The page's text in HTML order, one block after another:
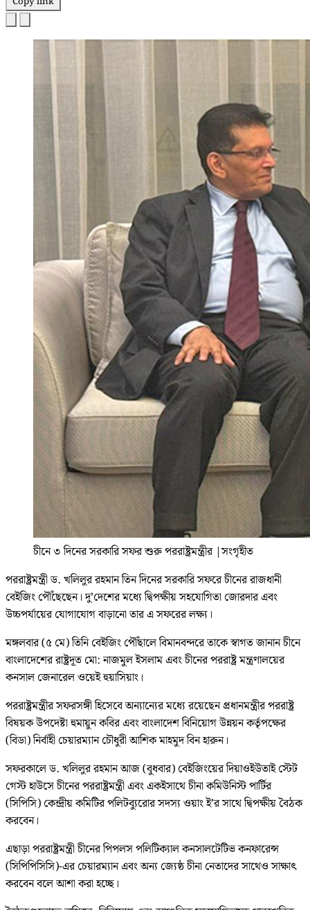
চীনে ৩ দিনের সরকারি সফর শুরু পররাষ্ট্রমন্ত্রীর |সংগৃহীত
পররাষ্ট্রমন্ত্রী ড. খলিলুর রহমান তিন দিনের সরকারি সফরে চীনের রাজধানী
বেইজিং পৌঁছেছেন। দু’দেশের মধ্যে দ্বিপক্ষীয় সহযোগিতা জোরদার এবং
উচ্চপর্যায়ের যোগাযোগ বাড়ানো তার এ সফরের লক্ষ্য।
মঙ্গলবার (৫ মে) তিনি বেইজিং পৌঁছালে বিমানবন্দরে তাকে স্বাগত জানান চীনে
বাংলাদেশের রাষ্ট্রদূত মো: নাজমুল ইসলাম এবং চীনের পররাষ্ট্র মন্ত্রণালয়ের
কনসাল জেনারেল ওয়েই হুয়াসিয়াং।
পররাষ্ট্রমন্ত্রীর সফরসঙ্গী হিসেবে অন্যান্যের মধ্যে রয়েছেন প্রধানমন্ত্রীর পররাষ্ট্র
বিষয়ক উপদেষ্টা হুমায়ুন কবির এবং বাংলাদেশ বিনিয়োগ উন্নয়ন কর্তৃপক্ষের
(বিডা) নির্বাহী চেয়ারম্যান চৌধুরী আশিক মাহমুদ বিন হারুন।
সফরকালে ড. খলিলুর রহমান আজ (বুধবার) বেইজিংয়ের দিয়াওইউতাই স্টেট
গেস্ট হাউসে চীনের পররাষ্ট্রমন্ত্রী এবং একইসাথে চীনা কমিউনিস্ট পার্টির
(সিপিসি) কেন্দ্রীয় কমিটির পলিটব্যুরোর সদস্য ওয়াং ই’র সাথে দ্বিপক্ষীয় বৈঠক
করবেন।
এছাড়া পররাষ্ট্রমন্ত্রী চীনের পিপলস পলিটিক্যাল কনসালটেটিভ কনফারেন্স
(সিপিপিসিসি)-এর চেয়ারম্যান এবং অন্য জ্যেষ্ঠ চীনা নেতাদের সাথেও সাক্ষাৎ
করবেন বলে আশা করা হচ্ছে।